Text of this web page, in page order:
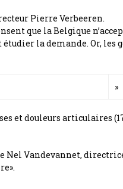
Pierre Verbeeren.
que la Belgique
la demande. Or, les
»
et douleurs articulaires
Nel Vandevannet,